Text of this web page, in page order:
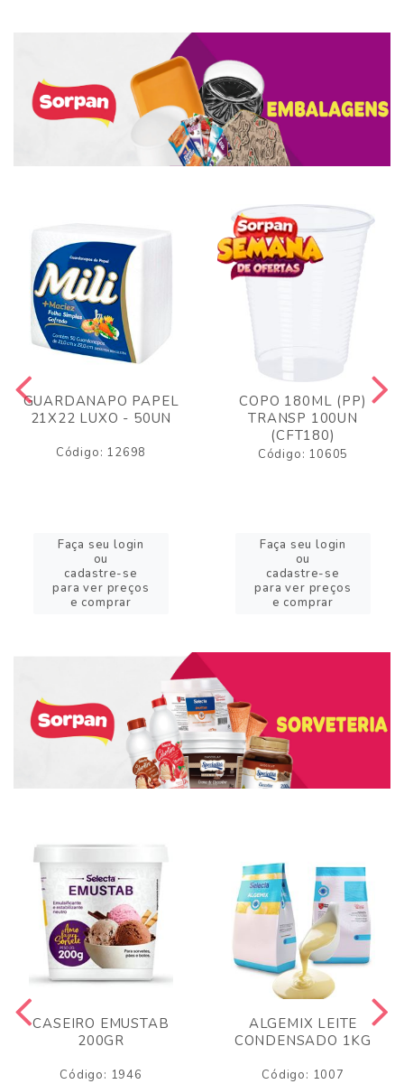
GUARDANAPO PAPEL
21X22 LUXO - 50UN
Código: 12698
Faça seu login
ou
cadastre-se
para ver preços
e comprar
COPO 180ML (PP)
TRANSP 100UN
(CFT180)
Código: 10605
Faça seu login
ou
cadastre-se
para ver preços
e comprar
CASEIRO EMUSTAB
200GR
Código: 1946
ALGEMIX LEITE
CONDENSADO 1KG
Código: 1007